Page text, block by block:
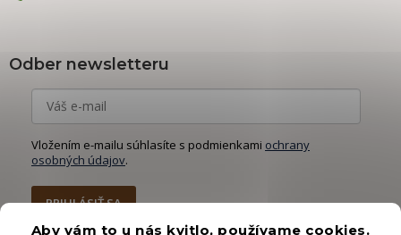
Aby vám to u nás kvitlo, používame cookies.
Odber newsletteru
Vložením e-mailu súhlasíte s podmienkami ochrany
osobných údajov.
PRIHLÁSIŤ SA